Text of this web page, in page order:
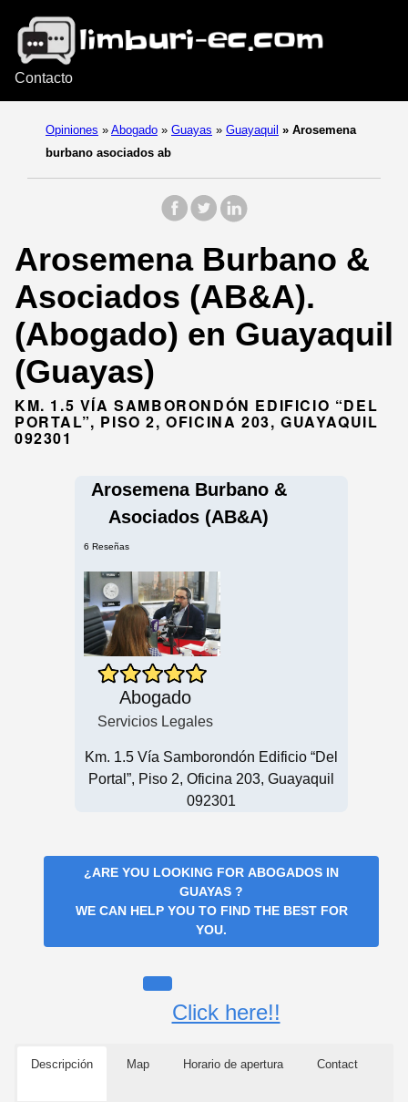
Contacto
Opiniones » Abogado » Guayas » Guayaquil » Arosemena
burbano asociados ab
Arosemena Burbano &
Asociados (AB&A).
(Abogado) en Guayaquil
(Guayas)
KM. 1.5 VÍA SAMBORONDÓN EDIFICIO “DEL
PORTAL”, PISO 2, OFICINA 203, GUAYAQUIL
092301
Arosemena Burbano &
Asociados (AB&A)
6 Reseñas
Abogado
Servicios Legales
Km. 1.5 Vía Samborondón Edificio “Del
Portal”, Piso 2, Oficina 203, Guayaquil
092301
¿ARE YOU LOOKING FOR ABOGADOS IN
GUAYAS ?
WE CAN HELP YOU TO FIND THE BEST FOR
YOU.
Click here!!
Descripción Map Horario de apertura Contact